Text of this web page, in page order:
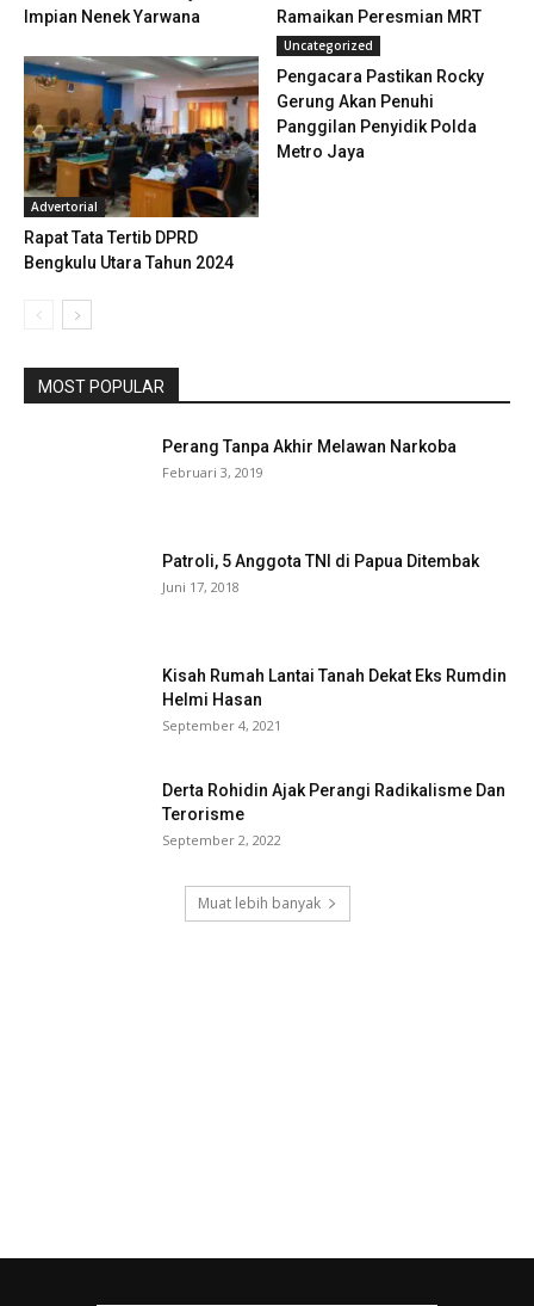
Impian Nenek Yarwana
Ramaikan Peresmian MRT
Advertorial
Rapat Tata Tertib DPRD
Bengkulu Utara Tahun 2024
Uncategorized
Pengacara Pastikan Rocky
Gerung Akan Penuhi
Panggilan Penyidik Polda
Metro Jaya
MOST POPULAR
Perang Tanpa Akhir Melawan Narkoba
Februari 3, 2019
Patroli, 5 Anggota TNI di Papua Ditembak
Juni 17, 2018
Kisah Rumah Lantai Tanah Dekat Eks Rumdin
Helmi Hasan
September 4, 2021
Derta Rohidin Ajak Perangi Radikalisme Dan
Terorisme
September 2, 2022
Muat lebih banyak